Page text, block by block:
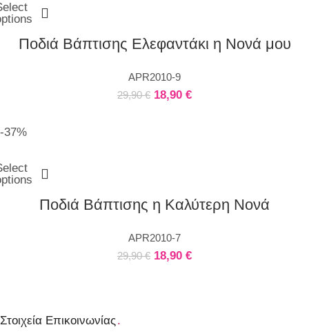
Ποδιά Βάπτισης Ελεφαντάκι η Νονά μου
APR2010-9
29,90€ 18,90 €
-37%
Ποδιά Βάπτισης η Καλύτερη Νονά
APR2010-7
29,90€ 18,90 €
Στοιχεία Επικοινωνίας.